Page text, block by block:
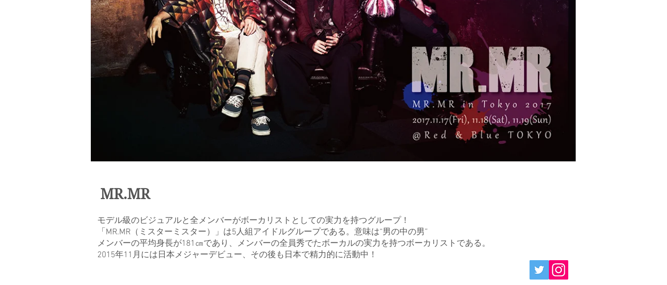
MR.MR
モデル級のビジュアルと全メンバーがボーカリストとしての実力を持つグループ！
「MR.MR（ミスターミスター）」は5人組アイドルグループである。意味は“男の中の男”
メンバーの平均身長が181㎝であり、メンバーの全員秀でたボーカルの実力を持つボーカリストである。
2015年11月には日本メジャーデビュー、その後も日本で精力的に活動中！